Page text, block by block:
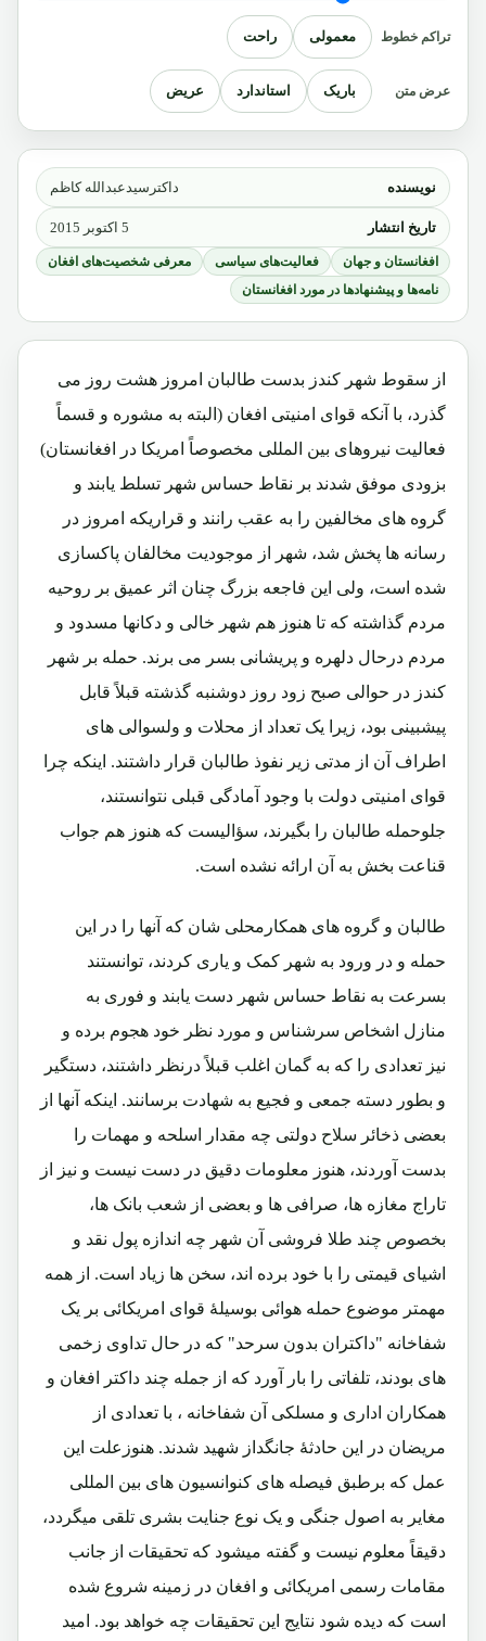
نویسنده داکترسیدعبدالله کاظم
تاریخ انتشار 5 اکتوبر 2015
افغانستان و جهان فعالیت‌های سیاسی
معرفی شخصیت‌های افغان
نامه‌ها و پیشنهادها در مورد افغانستان
از سقوط شهر کندز بدست طالبان امروز هشت روز می
گذرد، با آنکه قوای امنیتی افغان (البته به مشوره و قسماً
فعالیت نیروهای بین المللی مخصوصاً امریکا در افغانستان)
بزودی موفق شدند بر نقاط حساس شهر تسلط یابند و
گروه های مخالفین را به عقب رانند و قراریکه امروز در
رسانه ها پخش شد، شهر از موجودیت مخالفان پاکسازی
شده است، ولی این فاجعه بزرگ چنان اثر عمیق بر روحیه
مردم گذاشته که تا هنوز هم شهر خالی و دکانها مسدود و
مردم درحال دلهره و پریشانی بسر می برند. حمله بر شهر
کندز در حوالی صبح زود روز دوشنبه گذشته قبلاً قابل
پیشبینی بود، زیرا یک تعداد از محلات و ولسوالی های
اطراف آن از مدتی زیر نفوذ طالبان قرار داشتند. اینکه چرا
قوای امنیتی دولت با وجود آمادگی قبلی نتوانستند،
جلوحمله طالبان را بگیرند، سؤالیست که هنوز هم جواب
قناعت بخش به آن ارائه نشده است.
طالبان و گروه های همکارمحلی شان که آنها را در این
حمله و در ورود به شهر کمک و یاری کردند، توانستند
بسرعت به نقاط حساس شهر دست یابند و فوری به
منازل اشخاص سرشناس و مورد نظر خود هجوم برده و
نیز تعدادی را که به گمان اغلب قبلاً درنظر داشتند، دستگیر
و بطور دسته جمعی و فجیع به شهادت برسانند. اینکه آنها از
بعضی ذخائر سلاح دولتی چه مقدار اسلحه و مهمات را
بدست آوردند، هنوز معلومات دقیق در دست نیست و نیز از
تاراج مغازه ها، صرافی ها و بعضی از شعب بانک ها،
بخصوص چند طلا فروشی آن شهر چه اندازه پول نقد و
اشیای قیمتی را با خود برده اند، سخن ها زیاد است. از همه
مهمتر موضوع حمله هوائی بوسیلۀ قوای امریکائی بر یک
شفاخانه "داکتران بدون سرحد" که در حال تداوی زخمی
های بودند، تلفاتی را بار آورد که از جمله چند داکتر افغان و
همکاران اداری و مسلکی آن شفاخانه ، با تعدادی از
مریضان در این حادثۀ جانگداز شهید شدند. هنوزعلت این
عمل که برطبق فیصله های کنوانسیون های بین المللی
مغایر به اصول جنگی و یک نوع جنایت بشری تلقی میگردد،
دقیقاً معلوم نیست و گفته میشود که تحقیقات از جانب
مقامات رسمی امریکائی و افغان در زمینه شروع شده
است که دیده شود نتایج این تحقیقات چه خواهد بود. امید
تراکم خطوط معمولی راحت
عرض متن باریک استاندارد عریض